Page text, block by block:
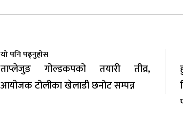
यो पनि पढ्नुहोस
ताप्लेजुङ गोल्डकपको तयारी तीव्र,
आयोजक टोलीका खेलाडी छनोट सम्पन्न